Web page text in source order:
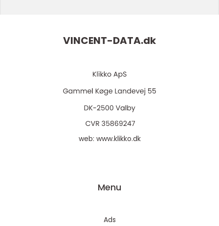
VINCENT-DATA.dk
web: www.klikko.dk
Menu
Ads